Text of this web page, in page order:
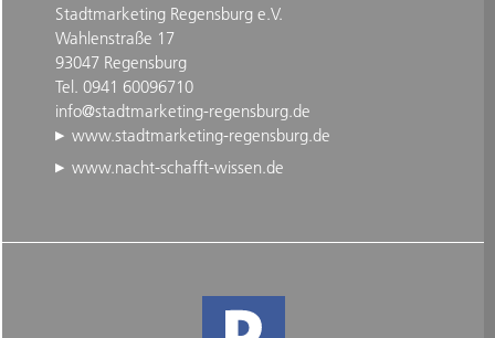
Stadtmarketing Regensburg e.V.
Wahlenstraße 17
93047 Regensburg
Tel. 0941 60096710
info@stadtmarketing-regensburg.de
www.stadtmarketing-regensburg.de
www.nacht-schafft-wissen.de